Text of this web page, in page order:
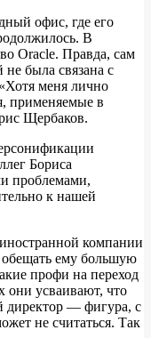
офис, где его
В
Oracle. Правда, сам
была связана с
меня лично
применяемые в
Щербаков.
Бориса
проблемами,
к нашей
компании
ему большую
профи на переход
они усваивают, что
директор — фигура, с
не считаться. Так